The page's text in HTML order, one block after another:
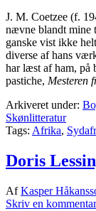
J. M. Coetzee (f.
nævne blandt mine
ganske vist ikke
diverse af hans
har læst af ham, på
pastiche, Mesteren
Arkiveret under:
Skønlitteratur
Tags: Afrika,
Doris
AfKasper
Skriv en kommentar